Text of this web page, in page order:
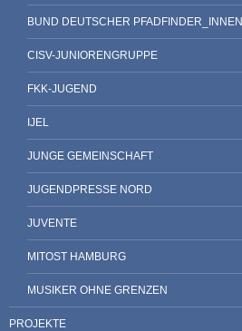
BUND DEUTSCHER PFADFINDER_INNEN
CISV-JUNIORENGRUPPE
FKK-JUGEND
IJEL
JUNGE GEMEINSCHAFT
JUGENDPRESSE NORD
JUVENTE
MITOST HAMBURG
MUSIKER OHNE GRENZEN
PROJEKTE